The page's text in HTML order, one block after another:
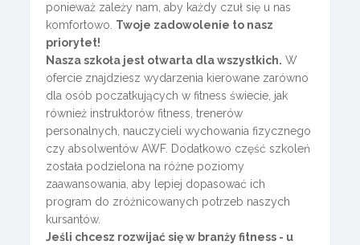
ponieważ zależy nam, aby każdy czuł się u nas
komfortowo. Twoje zadowolenie to nasz
priorytet!
Nasza szkoła jest otwarta dla wszystkich. W
ofercie znajdziesz wydarzenia kierowane zarówno
dla osób poczatkujących w fitness świecie, jak
również instruktorów fitness, trenerów
personalnych, nauczycieli wychowania fizycznego
czy absolwentów AWF. Dodatkowo część szkoleń
została podzielona na różne poziomy
zaawansowania, aby lepiej dopasować ich
program do zróżnicowanych potrzeb naszych
kursantów.
Jeśli chcesz rozwijać się w branży fitness - u